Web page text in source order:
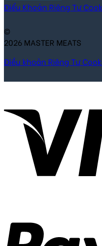
Điểu Khoản Riêng Tư
©
2026 MASTER MEATS
Điều khoản Riêng Tư